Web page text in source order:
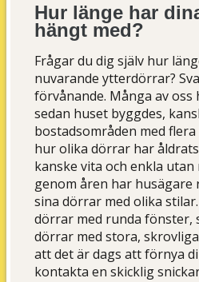
Hur länge har
hängt med?
Frågar du dig själv hur
nuvarande ytterdörrar?
förvånande. Många av
sedan huset byggdes,
bostadsområden med
hur olika dörrar har
kanske vita och enkla
genom åren har
sina dörrar med olika
dörrar med runda fönster,
dörrar med stora,
att det är dags att förnya
kontakta en skicklig